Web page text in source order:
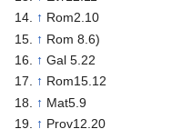
↑ Rom2.10
↑ Rom 8.6)
↑ Gal 5.22
↑ Rom15.12
↑ Mat5.9
↑ Prov12.20